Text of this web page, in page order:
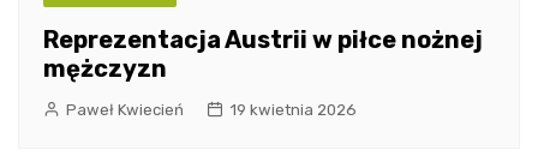
Reprezentacja Austrii w piłce nożnej
mężczyzn
Paweł Kwiecień 19 kwietnia 2026